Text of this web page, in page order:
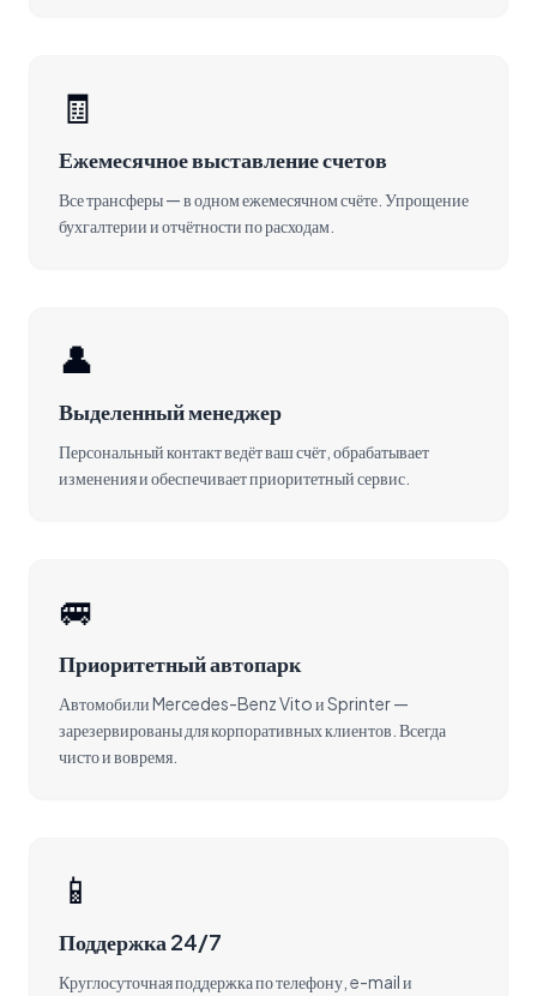
🧾
Ежемесячное выставление счетов
Все трансферы — в одном ежемесячном счёте. Упрощение
бухгалтерии и отчётности по расходам.
👤
Выделенный менеджер
Персональный контакт ведёт ваш счёт, обрабатывает
изменения и обеспечивает приоритетный сервис.
🚐
Приоритетный автопарк
Автомобили Mercedes-Benz Vito и Sprinter —
зарезервированы для корпоративных клиентов. Всегда
чисто и вовремя.
📱
Поддержка 24/7
Круглосуточная поддержка по телефону, e-mail и